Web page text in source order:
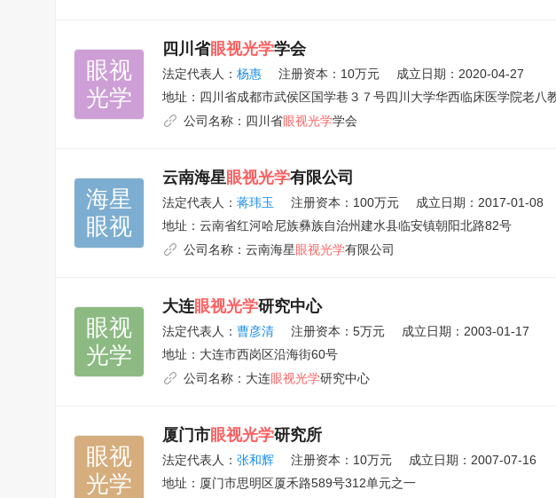
眼视
光学
四川省眼视光学学会
法定代表人： 杨惠 注册资本：10万元
成立日期：2020-04-27
地址： 四川省成都市武侯区国学巷３７号四川大学华西临床医学院老八
公司名称： 四川省眼视光学学会
海星
眼视
云南海星眼视光学有限公司
法定代表人： 蒋玮玉 注册资本：100万元
成立日期：2017-01-08
地址： 云南省红河哈尼族彝族自治州建水县临安镇朝阳北路82号
公司名称： 云南海星眼视光学有限公司
眼视
光学
大连眼视光学研究中心
法定代表人： 曹彦清 注册资本：5万元
成立日期：2003-01-17
地址： 大连市西岗区沿海街60号
公司名称： 大连眼视光学研究中心
眼视
光学
厦门市眼视光学研究所
法定代表人： 张和辉 注册资本：10万元
成立日期：2007-07-16
地址： 厦门市思明区厦禾路589号312单元之一